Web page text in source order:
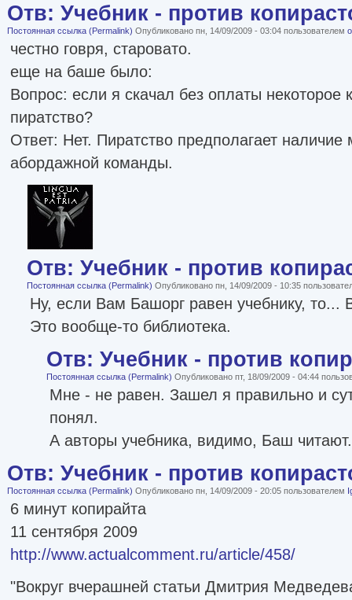
Отв: Учебник - против
Постоянная ссылка (Permalink) Опубликовано пн, 14/09/2009 - 03:04 пользователем
честно говря, старовато.
еще на баше было:
Вопрос: если я скачал без оплаты некоторое
пиратство?
Ответ: Нет. Пиратство предполагает наличие
абордажной команды.
Отв: Учебник - против
Постоянная ссылка (Permalink) Опубликовано пн, 14/09/2009 - 10:35
Ну, если Вам Башорг равен учебнику, то...
Это вообще-то библиотека.
Отв: Учебник - против
Постоянная ссылка (Permalink) Опубликовано пт, 18/09/2009 - 04:44
Мне - не равен. Зашел я правильно и
понял.
А авторы учебника, видимо, Баш читают.
Отв: Учебник - против
Постоянная ссылка (Permalink) Опубликовано пн, 14/09/2009 - 20:05 пользователем
6 минут копирайта
11 сентября 2009
http://www.actualcomment.ru/article/458/
"Вокруг вчерашней статьи Дмитрия